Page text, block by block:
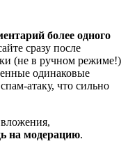
более одного
сразу после
(не в ручном режиме!)
одинаковые
атаку, что сильно
на модерацию.